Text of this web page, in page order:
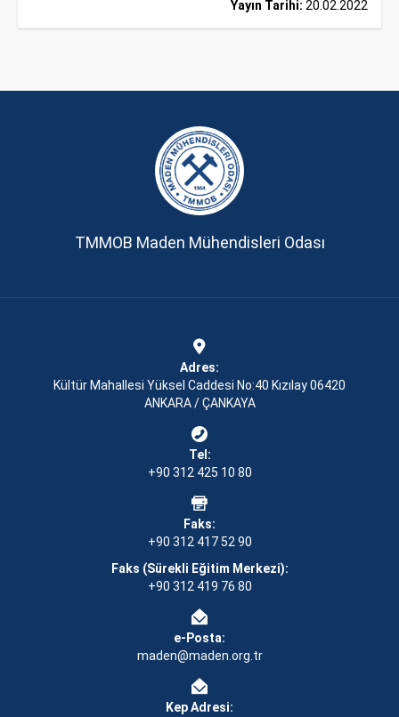
Yayın Tarihi: 20.02.2022
TMMOB Maden Mühendisleri Odası
Adres:
Kültür Mahallesi Yüksel Caddesi No:40 Kızılay 06420
ANKARA / ÇANKAYA
Tel:
+90 312 425 10 80
Faks:
+90 312 417 52 90
Faks (Sürekli Eğitim Merkezi):
+90 312 419 76 80
e-Posta:
maden@maden.org.tr
Kep Adresi: